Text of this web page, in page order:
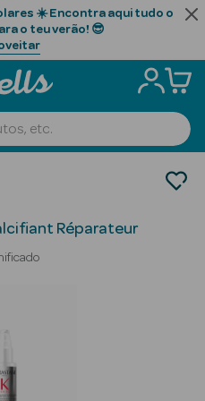
☀️ Encontra aqui tudo o
o teu verão! 😎
Réparateur